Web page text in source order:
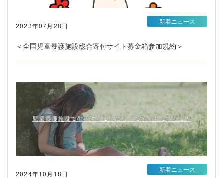
2023年07月28日
＜全国児童養護施設総合寄付サイト募金箱参加規約＞
新着ニュース
2024年10月18日
新着ニュース